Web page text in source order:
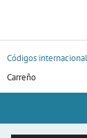
Códigos
Carreño